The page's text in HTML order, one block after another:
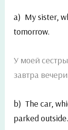
a) My sister,
tomorrow.
У моей
завтра
b) The car,
parked outside.